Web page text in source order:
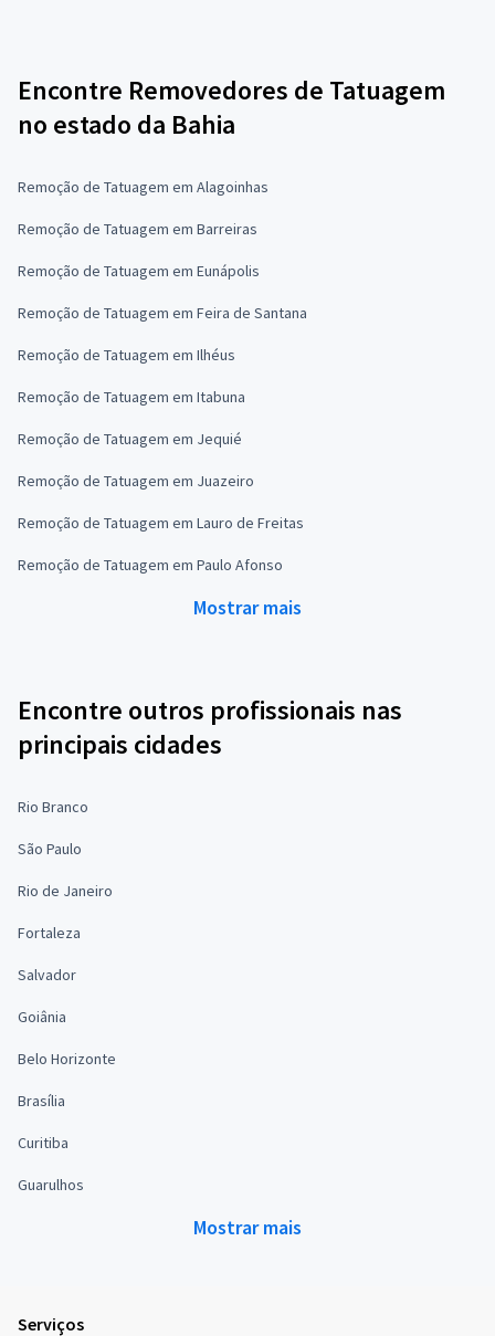
Encontre Removedores de Tatuagem
no estado da Bahia
Remoção de Tatuagem em Alagoinhas
Remoção de Tatuagem em Barreiras
Remoção de Tatuagem em Eunápolis
Remoção de Tatuagem em Feira de Santana
Remoção de Tatuagem em Ilhéus
Remoção de Tatuagem em Itabuna
Remoção de Tatuagem em Jequié
Remoção de Tatuagem em Juazeiro
Remoção de Tatuagem em Lauro de Freitas
Remoção de Tatuagem em Paulo Afonso
Mostrar mais
Encontre outros profissionais nas
principais cidades
Rio Branco
São Paulo
Rio de Janeiro
Fortaleza
Salvador
Goiânia
Belo Horizonte
Brasília
Curitiba
Guarulhos
Mostrar mais
Serviços